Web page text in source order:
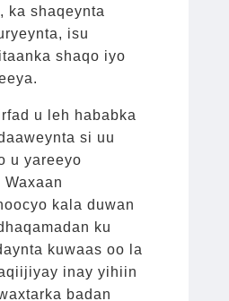
ka shaqeynta
isu
shaqo iyo
u leh hababka
si uu
u yareeyo
kala duwan
ku
kuwaas oo la
inay yihiin
badan